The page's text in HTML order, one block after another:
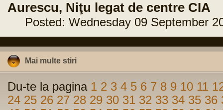
Aurescu, Niţu legat de centre CIA
Posted: Wednesday 09 September
Mai multe stiri
Du-te la pagina 1 2 3 4 5 6 7 8 9 10 11
24 25 26 27 28 29 30 31 32 33 34 35 36